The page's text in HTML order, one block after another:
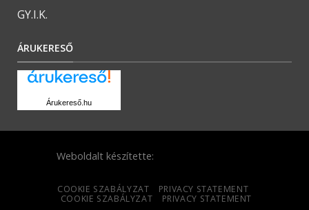
GY.I.K.
ÁRUKERESŐ
Árukereső.hu
Weboldalt készítette:
COOKIE SZABÁLYZAT
PRIVACY STATEMENT
COOKIE SZABÁLYZAT
PRIVACY STATEMENT